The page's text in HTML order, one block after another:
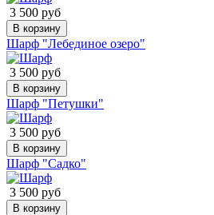
3 500 руб
В корзину
Шарф "Лебединое озеро"
3 500 руб
В корзину
Шарф "Петушки"
3 500 руб
В корзину
Шарф "Садко"
3 500 руб
В корзину